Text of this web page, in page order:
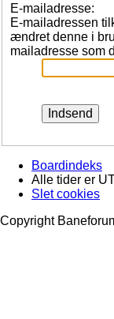
E-mailadresse:
E-mailadressen
ændret denne i
mailadresse som
Boardindeks
Alle tider er
Slet cookies
Copyright